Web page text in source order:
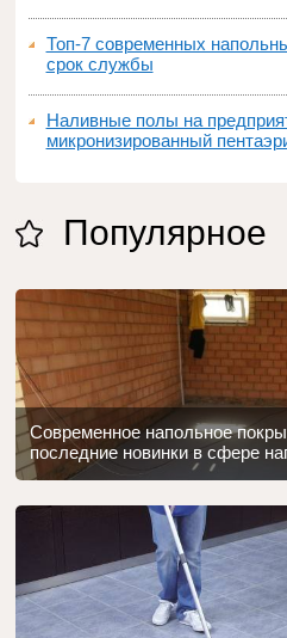
Топ‑7 современных
срок службы
Наливные полы на
микронизированный
Популярное
Современное напольное
последние новинки в сфере